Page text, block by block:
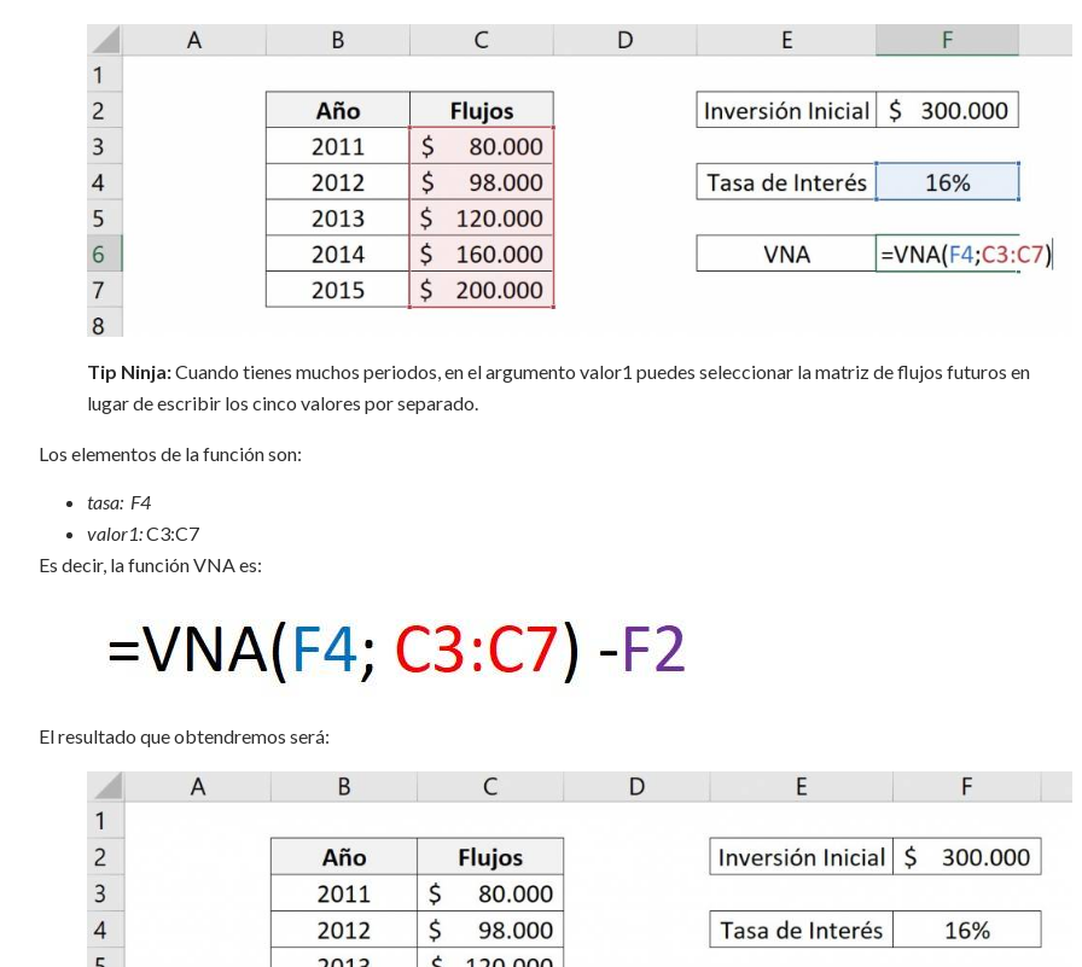
Tip Ninja:Cuando tienes muchos periodos, en el argumento valor1 puedes seleccionar la matriz de flujos futuros en
lugar de escribir los cinco valores por separado.
Los elementos de la función son:
tasa: F4
valor1:C3:C7
Es decir, la función VNA es:
El resultado que obtendremos será: